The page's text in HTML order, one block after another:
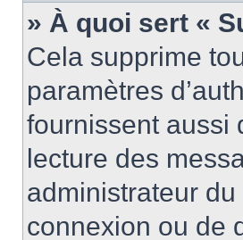
» À quoi sert «
Cela supprime
paramètres
fournissent aussi
lecture des
administrateur
connexion ou de